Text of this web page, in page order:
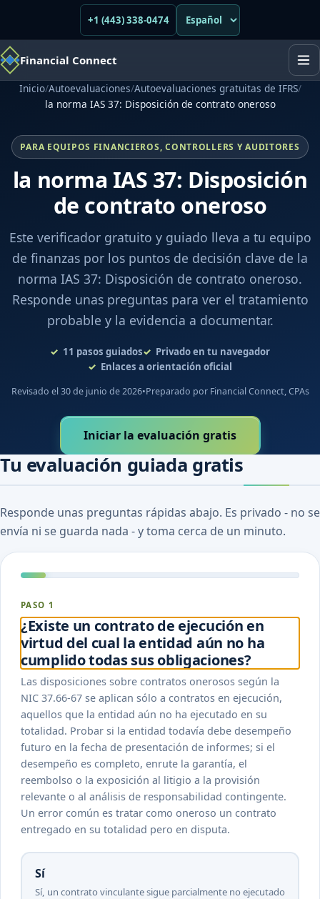
+1 (443) 338-0474
Financial Connect
Inicio/Autoevaluaciones/Autoevaluaciones gratuitas de IFRS/
la norma IAS 37: Disposición de contrato oneroso
PARA EQUIPOS FINANCIEROS, CONTROLLERS Y AUDITORES
la norma IAS 37: Disposición
de contrato oneroso
Este verificador gratuito y guiado lleva a tu equipo
de finanzas por los puntos de decisión clave de la
norma IAS 37: Disposición de contrato oneroso.
Responde unas preguntas para ver el tratamiento
probable y la evidencia a documentar.
11 pasos guiados
Privado en tu navegador
Enlaces a orientación oficial
Revisado el 30 de junio de 2026•Preparado por Financial Connect, CPAs
Iniciar la evaluación gratis
Tu evaluación guiada gratis
Responde unas preguntas rápidas abajo. Es privado - no se
envía ni se guarda nada - y toma cerca de un minuto.
PASO 1
¿Existe un contrato de ejecución en
virtud del cual la entidad aún no ha
cumplido todas sus obligaciones?
Las disposiciones sobre contratos onerosos según la
NIC 37.66-67 se aplican sólo a contratos en ejecución,
aquellos que la entidad aún no ha ejecutado en su
totalidad. Probar si la entidad todavía debe desempeño
futuro en la fecha de presentación de informes; si el
desempeño es completo, enrute la garantía, el
reembolso o la exposición al litigio a la provisión
relevante o al análisis de responsabilidad contingente.
Un error común es tratar como oneroso un contrato
entregado en su totalidad pero en disputa.
Sí
Sí, un contrato vinculante sigue parcialmente no ejecutado